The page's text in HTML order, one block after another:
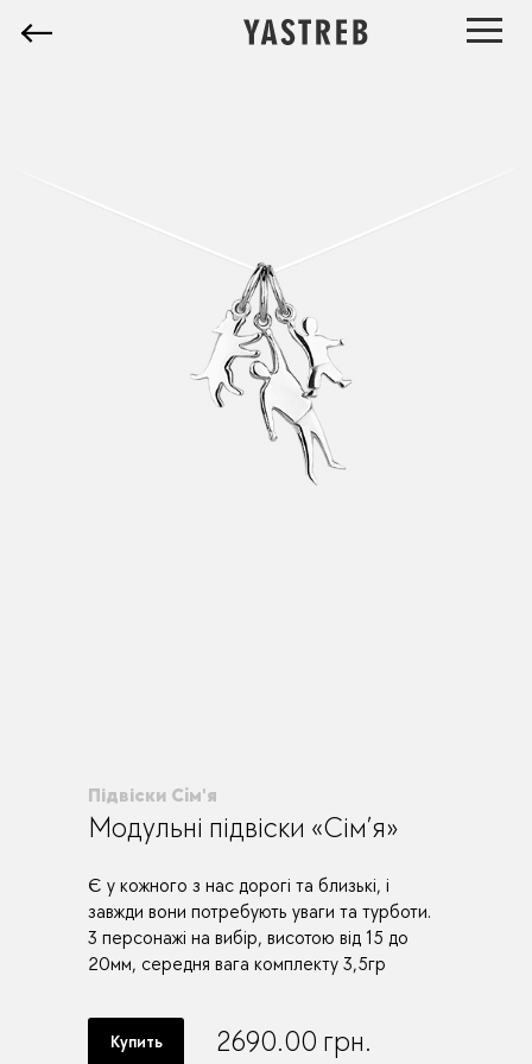
Підвіски Сiм'я
Модульні підвіски «Сім’я»
Є у кожного з нас дорогі та близькі, і
завжди вони потребують уваги та турботи.
3 персонажі на вибір, висотою від 15 до
20мм, середня вага комплекту 3,5гр
Купить 2690.00 грн.